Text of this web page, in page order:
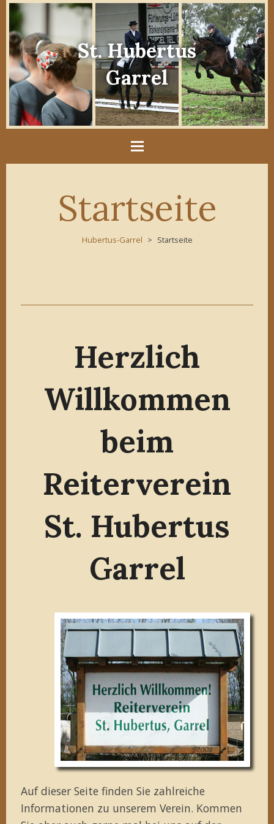
St. Hubertus
Garrel
Startseite
Hubertus-Garrel Startseite
Herzlich
Willkommen
beim
Reiterverein
St. Hubertus
Garrel
Auf dieser Seite finden Sie zahlreiche
Informationen zu unserem Verein. Kommen